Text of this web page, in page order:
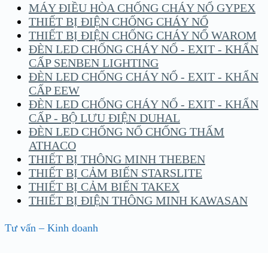
MÁY ĐIỀU HÒA CHỐNG CHÁY NỔ GYPEX
THIẾT BỊ ĐIỆN CHỐNG CHÁY NỔ
THIẾT BỊ ĐIỆN CHỐNG CHÁY NỔ WAROM
ĐÈN LED CHỐNG CHÁY NỔ - EXIT - KHẨN
CẤP SENBEN LIGHTING
ĐÈN LED CHỐNG CHÁY NỔ - EXIT - KHẨN
CẤP EEW
ĐÈN LED CHỐNG CHÁY NỔ - EXIT - KHẨN
CẤP - BỘ LƯU ĐIỆN DUHAL
ĐÈN LED CHỐNG NỔ CHỐNG THẤM
ATHACO
THIẾT BỊ THÔNG MINH THEBEN
THIẾT BỊ CẢM BIẾN STARSLITE
THIẾT BỊ CẢM BIẾN TAKEX
THIẾT BỊ ĐIỆN THÔNG MINH KAWASAN
Tư vấn – Kinh doanh